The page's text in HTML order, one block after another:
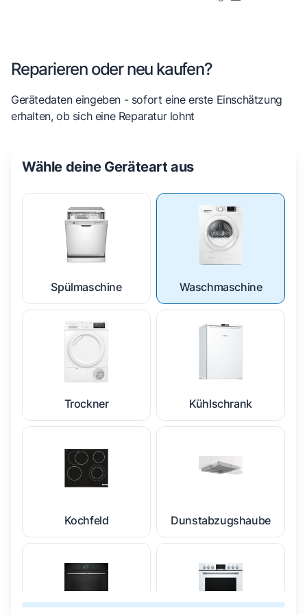
Reparieren oder neu kaufen?
Gerätedaten eingeben - sofort eine erste Einschätzung
erhalten, ob sich eine Reparatur lohnt
Wähle deine Geräteart aus
Spülmaschine Waschmaschine
Trockner Kühlschrank
Kochfeld Dunstabzugshaube